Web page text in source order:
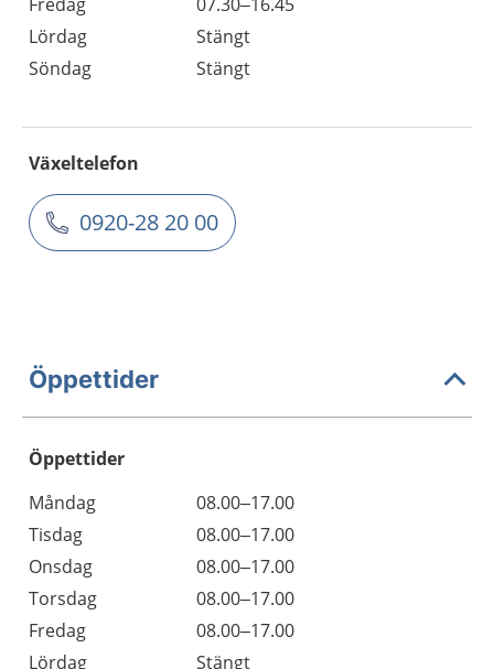
Lördag
Stängt
Söndag
Stängt
Växeltelefon
0920-28 20 00
Öppettider
Öppettider
Dag
Öppettider
Kommentarer
Måndag
08.00–17.00
Tisdag
08.00–17.00
Onsdag
08.00–17.00
Torsdag
08.00–17.00
Fredag
08.00–17.00
Lördag
Stängt